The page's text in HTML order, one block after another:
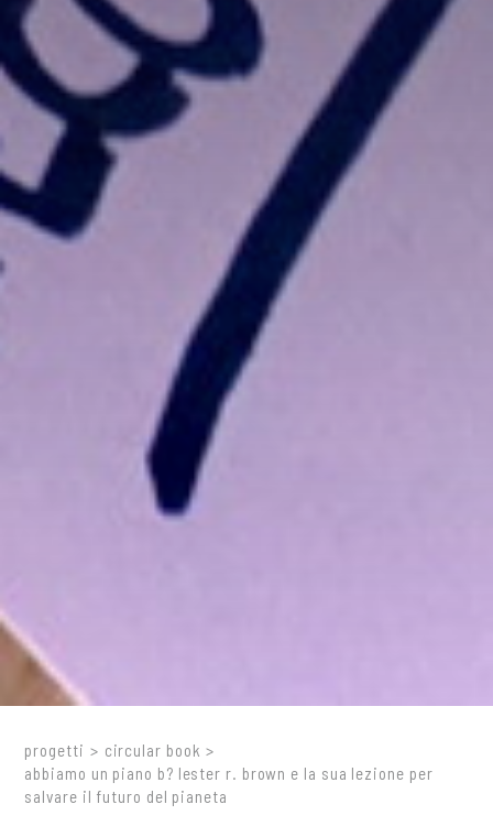
progetti > circular book >
abbiamo un piano b? lester r. brown e la sua lezione per
salvare il futuro del pianeta